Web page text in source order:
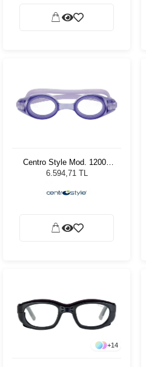
Centro Style Mod. 12005
Lila
6.594,71 TL
+14